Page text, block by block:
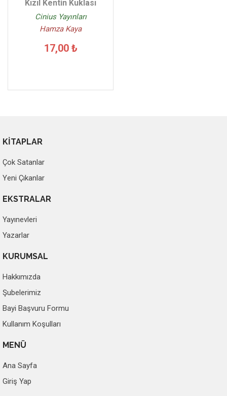
Kızıl Kentin Kuklası
Cinius Yayınları
Hamza Kaya
17,00 ₺
KİTAPLAR
Çok Satanlar
Yeni Çıkanlar
EKSTRALAR
Yayınevleri
Yazarlar
KURUMSAL
Hakkımızda
Şubelerimiz
Bayi Başvuru Formu
Kullanım Koşulları
MENÜ
Ana Sayfa
Giriş Yap